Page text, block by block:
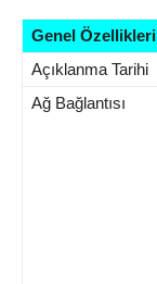
Genel Özellikleri
Açıklanma Tarihi
Ağ Bağlantısı